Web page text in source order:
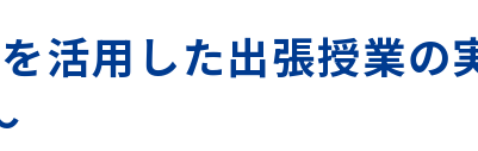
活用した出張授業の